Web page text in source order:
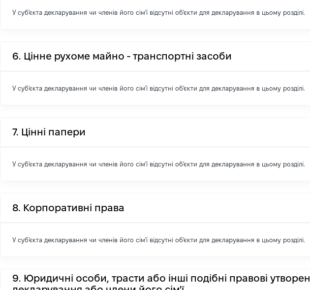
У суб'єкта декларування чи членів його сім'ї відсутні об'єкти для декларування в цьому розділі.
6. Цінне рухоме майно - транспортні засоби
У суб'єкта декларування чи членів його сім'ї відсутні об'єкти для декларування в цьому розділі.
7. Цінні папери
У суб'єкта декларування чи членів його сім'ї відсутні об'єкти для декларування в цьому розділі.
8. Корпоративні права
У суб'єкта декларування чи членів його сім'ї відсутні об'єкти для декларування в цьому розділі.
9. Юридичні особи, трасти або інші подібні правові